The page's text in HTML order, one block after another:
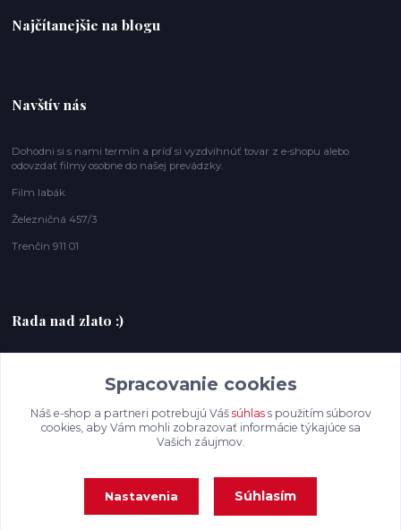
Najčítanejšie na blogu
Navštív nás
Dohodni si s nami termín a príď si vyzdvihnúť tovar z e-shopu alebo
odovzdať filmy osobne do našej prevádzky.
Film labák
Železničná 457/3
Trenčín 911 01
Rada nad zlato :)
filmlabak@gmail.com
Spracovanie cookies
Náš e-shop a partneri potrebujú Váš súhlass použitím súborov
cookies, aby Vám mohli zobrazovať informácie týkajúce sa
Vašich záujmov.
Nastavenia Súhlasím